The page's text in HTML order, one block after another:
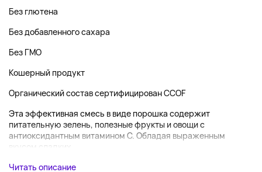
Без глютена
Без добавленного сахара
Без ГМО
Кошерный продукт
Органический состав сертифицирован CCOF
Эта эффективная смесь в виде порошка содержит
питательную зелень, полезные фрукты и овощи с
антиоксидантным витамином С. Обладая выраженным
вкусом сладких...
Читать описание